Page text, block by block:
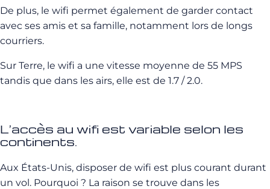
De plus, le wifi permet également de garder contact
avec ses amis et sa famille, notamment lors de longs
courriers.
Sur Terre, le wifi a une vitesse moyenne de 55 MPS
tandis que dans les airs, elle est de 1.7 / 2.0.
L’accès au wifi est variable selon les
continents.
Aux États-Unis, disposer de wifi est plus courant durant
un vol. Pourquoi ? La raison se trouve dans les